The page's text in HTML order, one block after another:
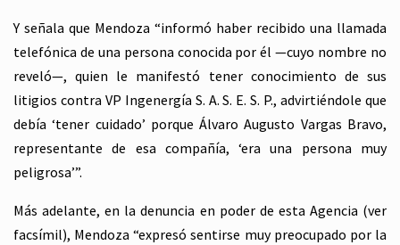
Y señala que Mendoza “informó haber recibido una llamada
telefónica de una persona conocida por él —cuyo nombre no
reveló—, quien le manifestó tener conocimiento de sus
litigios contra VP Ingenergía S. A. S. E. S. P., advirtiéndole que
debía ‘tener cuidado’ porque Álvaro Augusto Vargas Bravo,
representante de esa compañía, ‘era una persona muy
peligrosa’”.
Más adelante, en la denuncia en poder de esta Agencia (ver
facsímil), Mendoza “expresó sentirse muy preocupado por la